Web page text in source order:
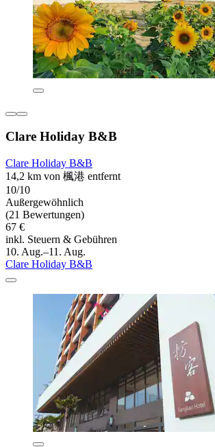
Clare Holiday B&B
Clare Holiday B&B
14,2 km von 楓港 entfernt
10/10
Außergewöhnlich
(21 Bewertungen)
67 €
inkl. Steuern & Gebühren
10. Aug.–11. Aug.
Clare Holiday B&B